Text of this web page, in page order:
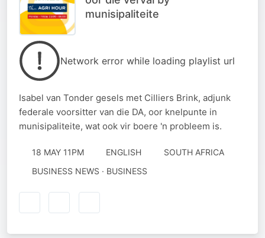
munisipaliteite
Network error while loading playlist url
Isabel van Tonder gesels met Cilliers Brink, adjunk
federale voorsitter van die DA, oor knelpunte in
munisipaliteite, wat ook vir boere 'n probleem is.
18 MAY 11PM ENGLISH
SOUTH AFRICA
BUSINESS NEWS · BUSINESS